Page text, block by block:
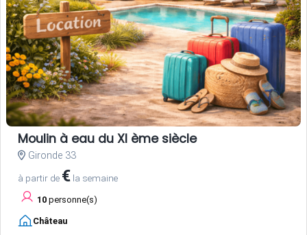
Moulin à eau du XI ème siècle
Gironde 33
à partir de € la semaine
10 personne(s)
Château